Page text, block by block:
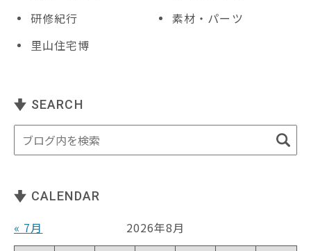
研修紀行
素材・パーツ
里山住宅博
SEARCH
CALENDAR
« 7月
2026年8月